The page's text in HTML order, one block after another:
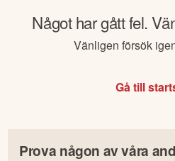
Något har gått fel.
Vänligen försök
Gå till
Prova någon av våra